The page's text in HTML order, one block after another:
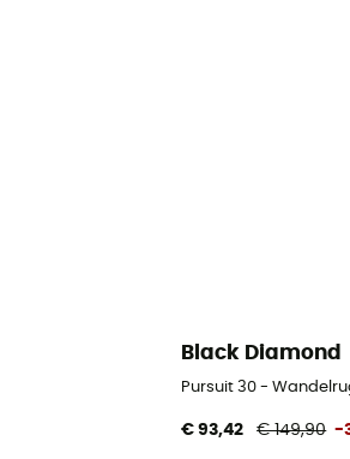
Black Diamond
Pursuit 30 -
€ 93,42 € 149,90 -